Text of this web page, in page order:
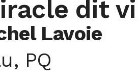
dit
Lavoie
PQ